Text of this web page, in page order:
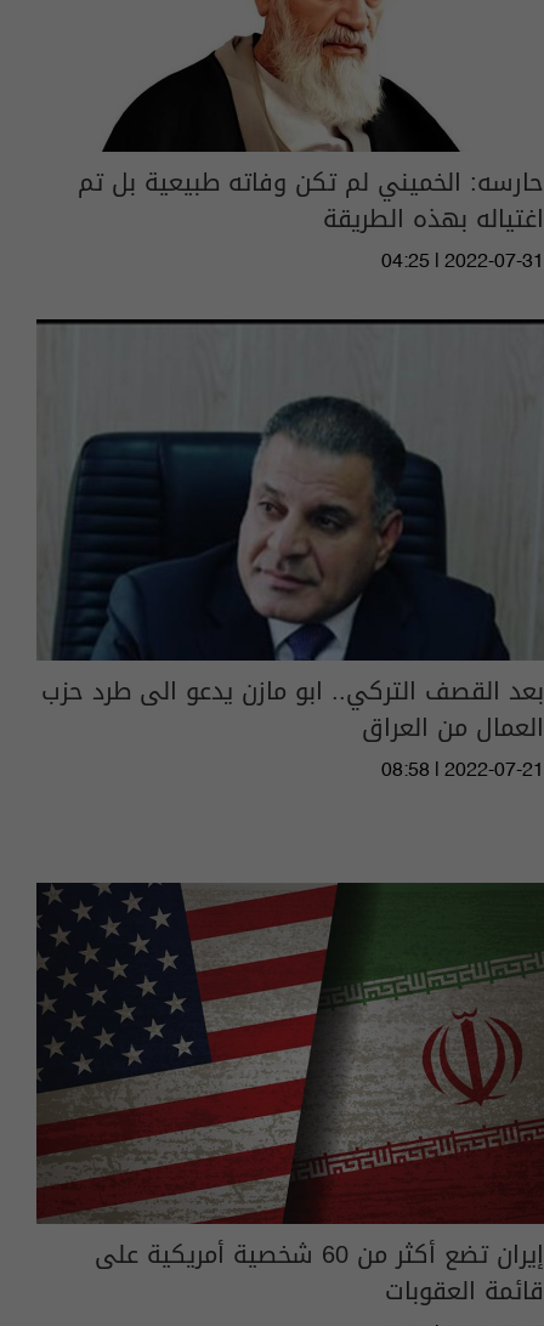
حارسه: الخميني لم تكن وفاته طبيعية بل تم
اغتياله بهذه الطريقة
04:25 | 2022-07-31
بعد القصف التركي.. ابو مازن يدعو الى طرد حزب
العمال من العراق
08:58 | 2022-07-21
إيران تضع أكثر من 60 شخصية أمريكية على
قائمة العقوبات